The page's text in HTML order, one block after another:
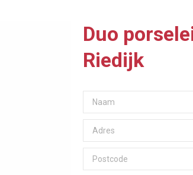
Duo
Riedijk